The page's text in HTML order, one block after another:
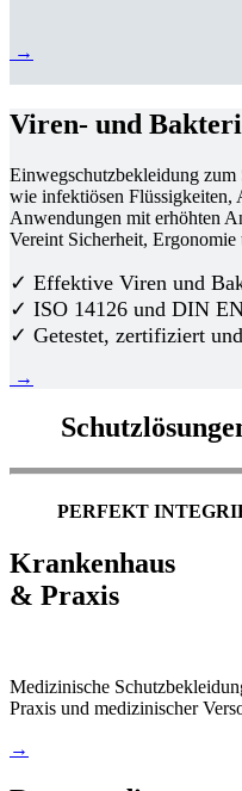
→
Viren- und
Einwegschutzbekleidung
wie infektiösen Flüssigkeiten,
Anwendungen mit erhöhten
Vereint Sicherheit,
✓ Effektive Viren und
✓ ISO 14126 und DIN
✓ Getestet, zertifiziert
→
PERFEKT
Krankenhaus
& Praxis
Medizinische
Praxis und medizinischer
→